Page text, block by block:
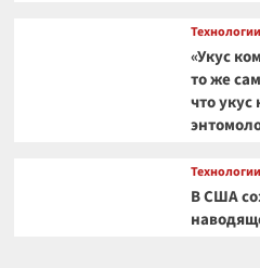
Технологии
«Укус
то же
что
Технологии
В США